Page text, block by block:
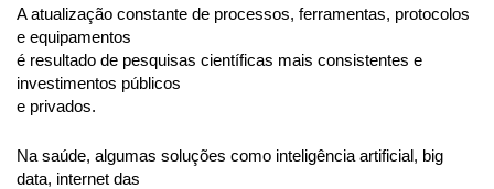
A atualização constante de processos, ferramentas, protocolos
e equipamentos
é resultado de pesquisas científicas mais consistentes e
investimentos públicos
e privados.
Na saúde, algumas soluções como inteligência artificial, big
data, internet das